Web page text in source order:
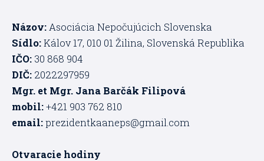
Názov: Asociácia Nepočujúcich Slovenska
Sídlo:Kálov 17, 010 01 Žilina, Slovenská Republika
IČO: 30 868 904
DIČ: 2022297959
Mgr. et Mgr. Jana Barčák Filipová
mobil:+421 903 762 810
email:prezidentkaaneps@gmail.com
Otvaracie hodiny